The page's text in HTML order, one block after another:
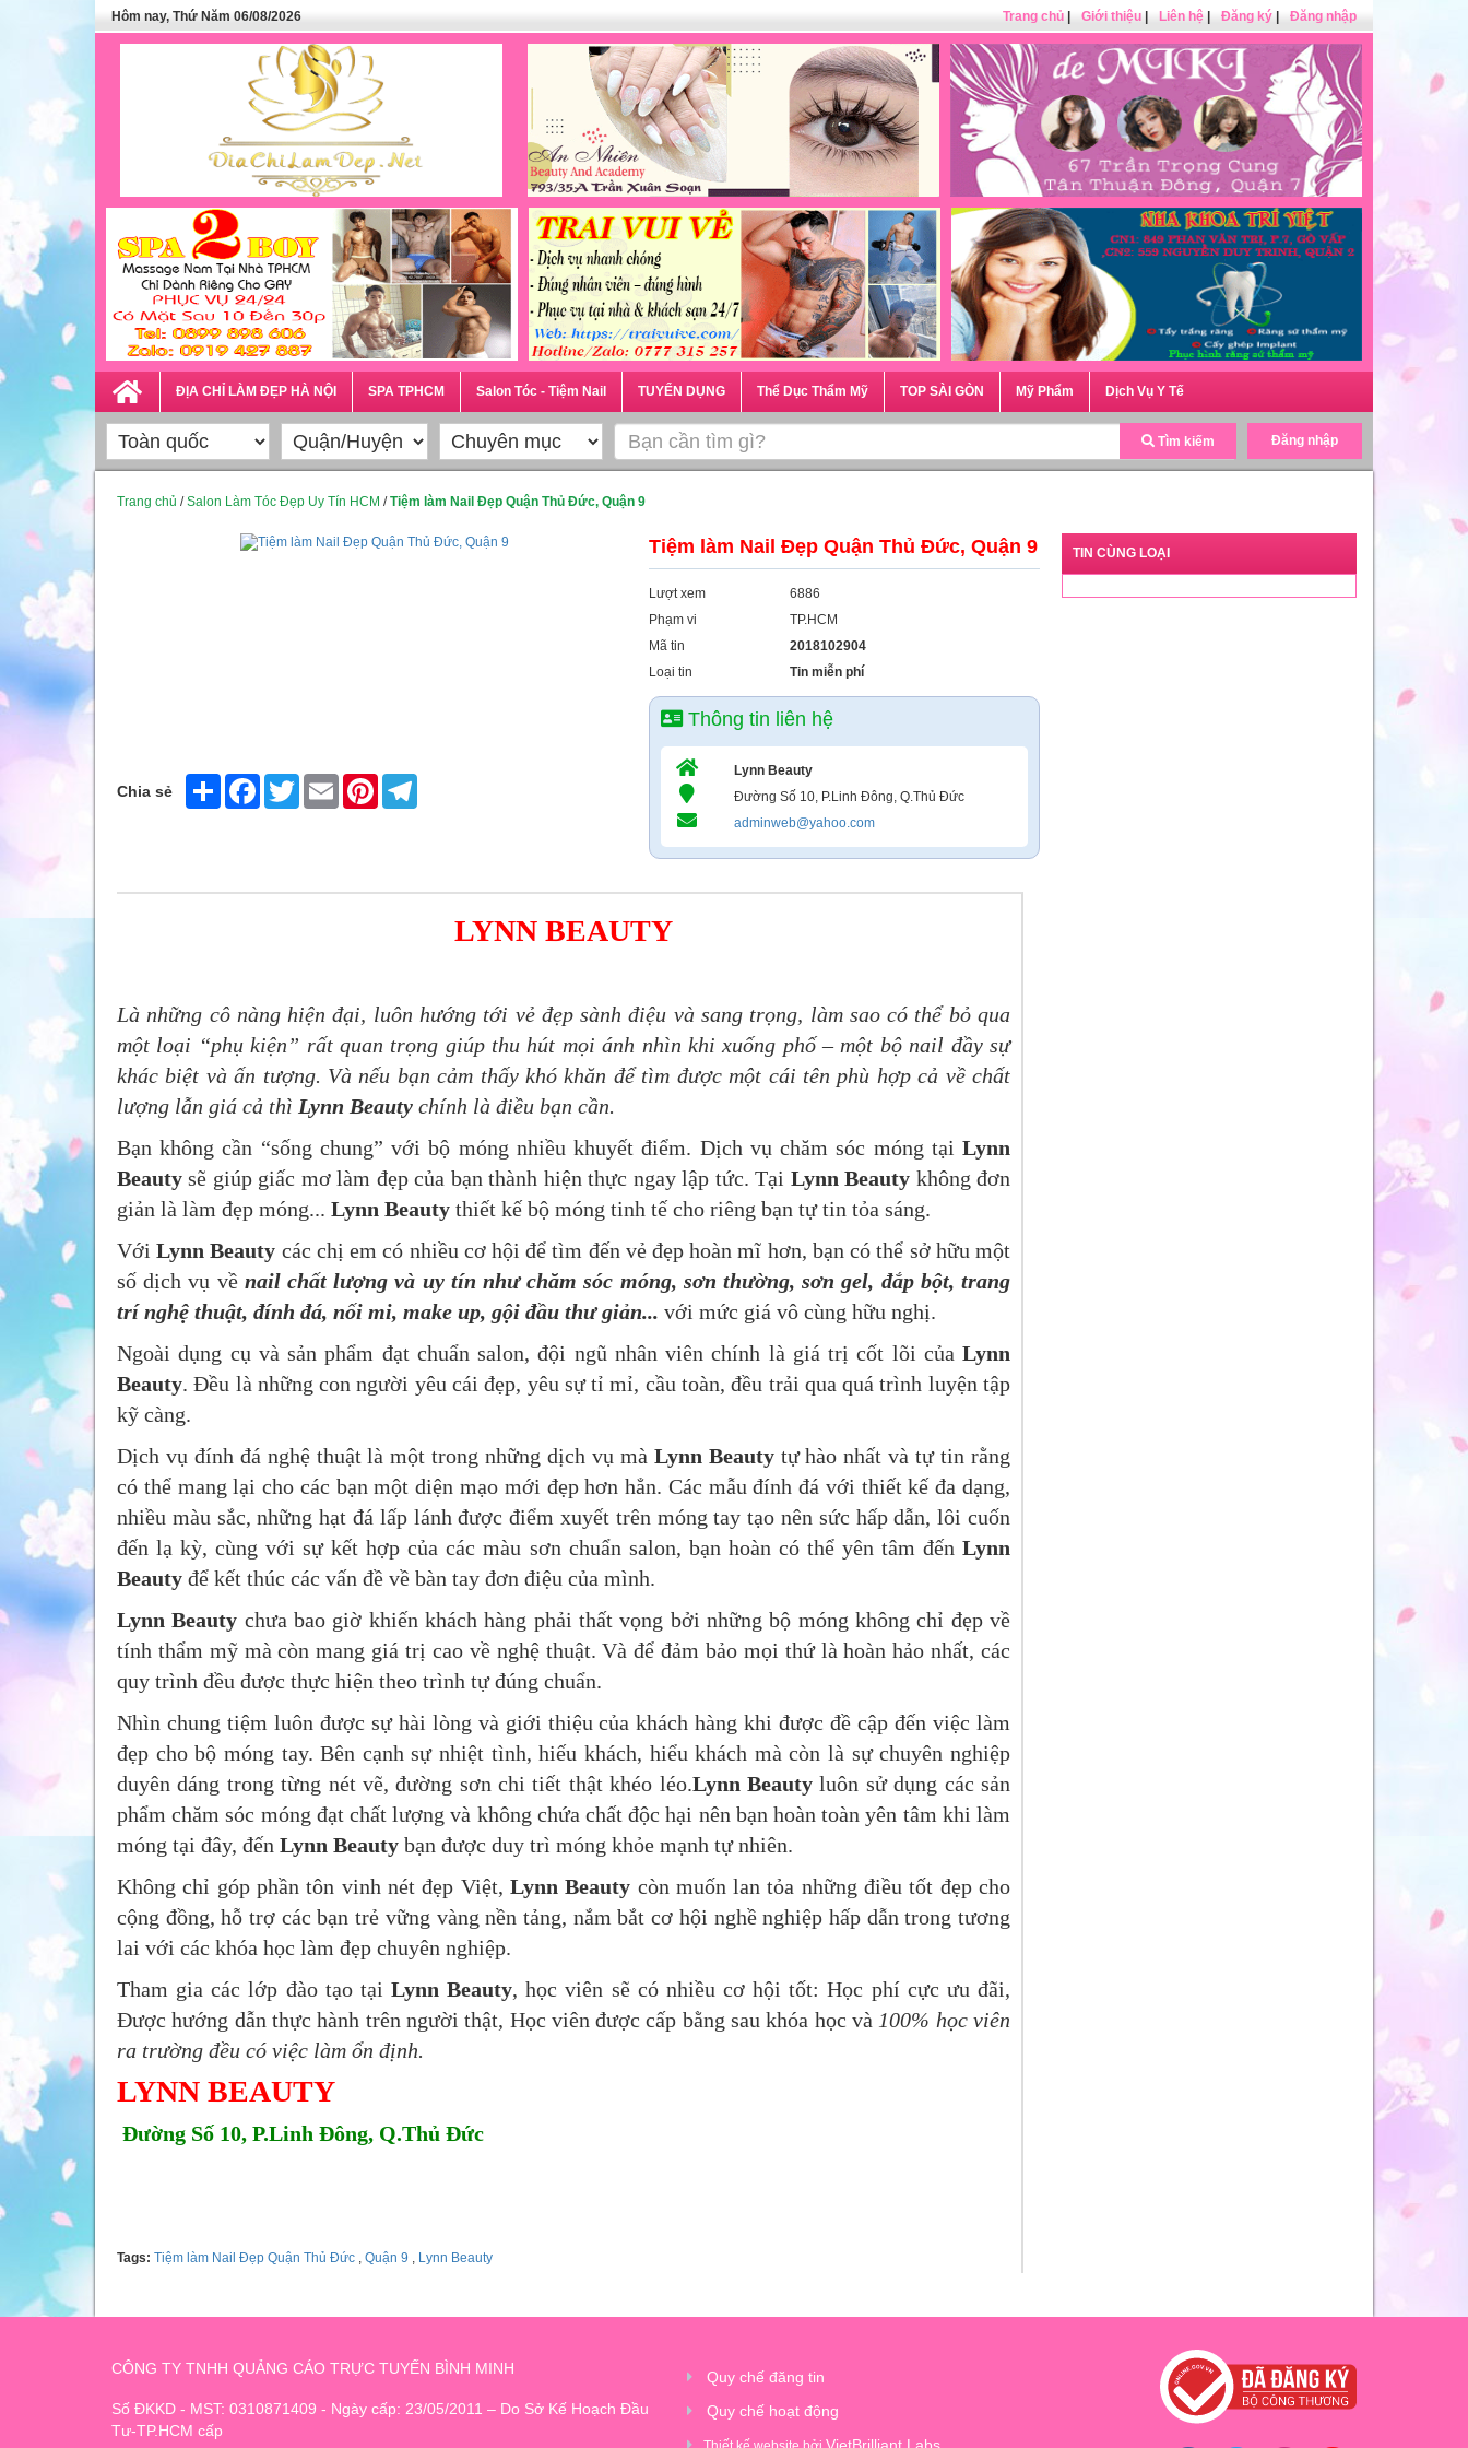
Hôm nay, Thứ Năm 06/08/2026 Trang chủ Giới thiệu Liên hệ Đăng ký Đăng nhập
ĐỊA CHỈ LÀM ĐẸP HÀ NỘI SPA TPHCM Salon Tóc - Tiệm Nail TUYỂN DỤNG Thể Dục Thẩm Mỹ TOP SÀI GÒN Mỹ Phẩm Dịch Vụ Y Tế
Tìm kiếm Đăng nhập
Trang chủ /Salon Làm Tóc Đẹp Uy Tín HCM /Tiệm làm Nail Đẹp Quận Thủ Đức, Quận 9
Chia sẻ Share FacebookTwitter Email Pinterest
Tiệm làm Nail Đẹp Quận Thủ Đức, Quận 9
Lượt xem
6886
Phạm vi
TP.HCM
Mã tin
2018102904
Loại tin
Tin miễn phí
Thông tin liên hệ
Lynn Beauty
Đường Số 10, P.Linh Đông, Q.Thủ Đức
adminweb@yahoo.com
LYNN BEAUTY
Là những cô nàng hiện đại, luôn hướng tới vẻ đẹp sành điệu và sang trọng, làm sao có thể bỏ qua
một loại “phụ kiện” rất quan trọng giúp thu hút mọi ánh nhìn khi xuống phố – một bộ nail đầy sự
khác biệt và ấn tượng. Và nếu bạn cảm thấy khó khăn để tìm được một cái tên phù hợp cả về chất
lượng lẫn giá cả thì Lynn Beauty chính là điều bạn cần.
Bạn không cần “sống chung” với bộ móng nhiều khuyết điểm. Dịch vụ chăm sóc móng tại Lynn
Beauty sẽ giúp giấc mơ làm đẹp của bạn thành hiện thực ngay lập tức. Tại Lynn Beauty không đơn
giản là làm đẹp móng... Lynn Beauty thiết kế bộ móng tinh tế cho riêng bạn tự tin tỏa sáng.
VớiLynn Beauty các chị em có nhiều cơ hội để tìm đến vẻ đẹp hoàn mĩ hơn, bạn có thể sở hữu một
số dịch vụ về nail chất lượng và uy tín như chăm sóc móng, sơn thường, sơn gel, đắp bột, trang
trí nghệ thuật, đính đá, nối mi, make up, gội đầu thư giản... với mức giá vô cùng hữu nghị.
Ngoài dụng cụ và sản phẩm đạt chuẩn salon, đội ngũ nhân viên chính là giá trị cốt lõi của Lynn
Beauty. Đều là những con người yêu cái đẹp, yêu sự tỉ mỉ, cầu toàn, đều trải qua quá trình luyện tập
kỹ càng.
Dịch vụ đính đá nghệ thuật là một trong những dịch vụ mà Lynn Beautytự hào nhất và tự tin rằng
có thể mang lại cho các bạn một diện mạo mới đẹp hơn hẳn. Các mẫu đính đá với thiết kế đa dạng,
nhiều màu sắc, những hạt đá lấp lánh được điểm xuyết trên móng tay tạo nên sức hấp dẫn, lôi cuốn
đến lạ kỳ, cùng với sự kết hợp của các màu sơn chuẩn salon, bạn hoàn có thể yên tâm đến Lynn
Beauty để kết thúc các vấn đề về bàn tay đơn điệu của mình.
Lynn Beauty chưa bao giờ khiến khách hàng phải thất vọng bởi những bộ móng không chỉ đẹp về
tính thẩm mỹ mà còn mang giá trị cao về nghệ thuật. Và để đảm bảo mọi thứ là hoàn hảo nhất, các
quy trình đều được thực hiện theo trình tự đúng chuẩn.
Nhìn chung tiệm luôn được sự hài lòng và giới thiệu của khách hàng khi được đề cập đến việc làm
đẹp cho bộ móng tay. Bên cạnh sự nhiệt tình, hiếu khách, hiểu khách mà còn là sự chuyên nghiệp
duyên dáng trong từng nét vẽ, đường sơn chi tiết thật khéo léo.Lynn Beauty luôn sử dụng các sản
phẩm chăm sóc móng đạt chất lượng và không chứa chất độc hại nên bạn hoàn toàn yên tâm khi làm
móng tại đây, đến Lynn Beauty bạn được duy trì móng khỏe mạnh tự nhiên.
Không chỉ góp phần tôn vinh nét đẹp Việt, Lynn Beauty còn muốn lan tỏa những điều tốt đẹp cho
cộng đồng, hỗ trợ các bạn trẻ vững vàng nền tảng, nắm bắt cơ hội nghề nghiệp hấp dẫn trong tương
lai với các khóa học làm đẹp chuyên nghiệp.
Tham gia các lớp đào tạo tại Lynn Beauty, học viên sẽ có nhiều cơ hội tốt: Học phí cực ưu đãi,
Được hướng dẫn thực hành trên người thật, Học viên được cấp bằng sau khóa học và 100% học viên
ra trường đều có việc làm ổn định.
LYNN BEAUTY
Đường Số 10, P.Linh Đông, Q.Thủ Đức
Tags: Tiệm làm Nail Đẹp Quận Thủ Đức , Quận 9 , Lynn Beauty
TIN CÙNG LOẠI
CÔNG TY TNHH QUẢNG CÁO TRỰC TUYẾN BÌNH MINH
Số ĐKKD - MST: 0310871409 - Ngày cấp: 23/05/2011 – Do Sở Kế Hoạch Đầu
Tư-TP.HCM cấp
Quy chế đăng tin
Quy chế hoạt động